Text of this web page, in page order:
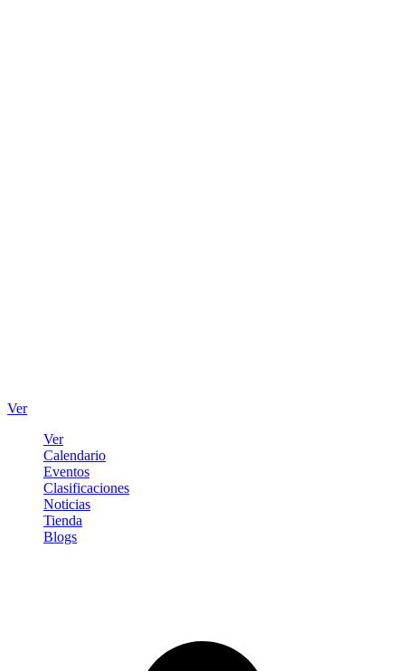
Ver
Ver
Calendario
Eventos
Clasificaciones
Noticias
Tienda
Blogs